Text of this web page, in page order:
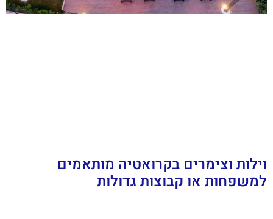
וילות וצימרים בקרואטיה מותאמים
למשפחות או קבוצות גדולות